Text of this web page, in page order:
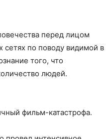
перед лицом
сетях по поводу видимой в
того, что
людей.
фильм-катастрофа.